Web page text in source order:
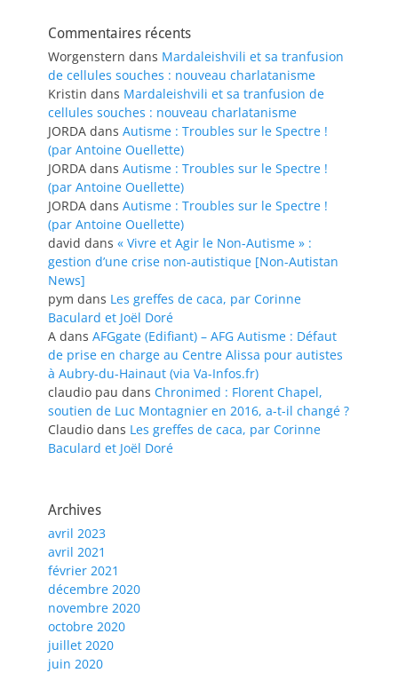
Commentaires récents
Worgenstern dans Mardaleishvili et sa tranfusion
de cellules souches : nouveau charlatanisme
Kristin dans Mardaleishvili et sa tranfusion de
cellules souches : nouveau charlatanisme
JORDA dans Autisme : Troubles sur le Spectre !
(par Antoine Ouellette)
JORDA dans Autisme : Troubles sur le Spectre !
(par Antoine Ouellette)
JORDA dans Autisme : Troubles sur le Spectre !
(par Antoine Ouellette)
david dans « Vivre et Agir le Non-Autisme » :
gestion d’une crise non-autistique [Non-Autistan
News]
pym dans Les greffes de caca, par Corinne
Baculard et Joël Doré
A dans AFGgate (Edifiant) – AFG Autisme : Défaut
de prise en charge au Centre Alissa pour autistes
à Aubry-du-Hainaut (via Va-Infos.fr)
claudio pau dans Chronimed : Florent Chapel,
soutien de Luc Montagnier en 2016, a-t-il changé ?
Claudio dans Les greffes de caca, par Corinne
Baculard et Joël Doré
Archives
avril 2023
avril 2021
février 2021
décembre 2020
novembre 2020
octobre 2020
juillet 2020
juin 2020